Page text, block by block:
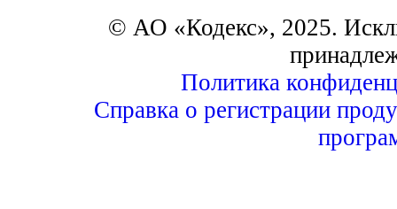
© АО «Кодекс», 2025.
Политика
Справка о регистрации